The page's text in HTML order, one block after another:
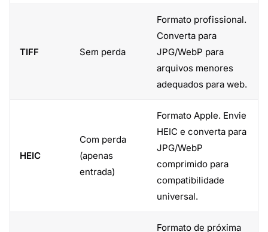
TIFF Sem perda
Formato profissional.
Converta para
JPG/WebP para
arquivos menores
adequados para web.
HEIC
Com perda
(apenas
entrada)
Formato Apple. Envie
HEIC e converta para
JPG/WebP
comprimido para
compatibilidade
universal.
Formato de próxima